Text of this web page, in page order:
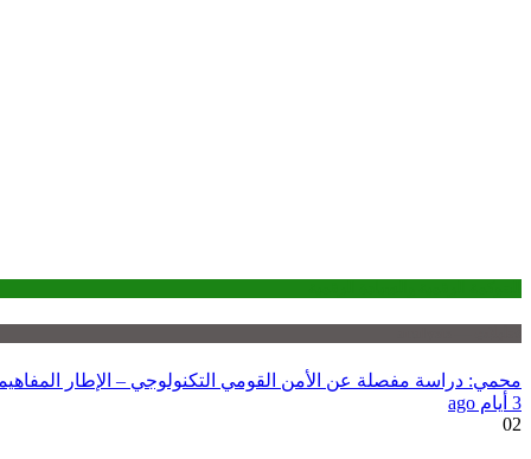
محمي: دراسة مفصلة عن الأمن القومي التكنولوجي – الإطار
3 أيام ago
02